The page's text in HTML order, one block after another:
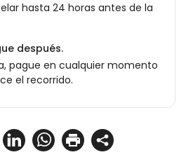
hasta 24 horas antes de la
después.
pague en cualquier momento
el recorrido.